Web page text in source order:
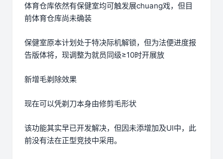
体育仓库依然有保健室均可触发展chuang戏，但目
前体育仓库尚未确装
保健室原本计划处于特决际机解锁，但为法便进度报
告版体将，现调整为就员同级≥10时开展放
新增毛剃除效果
现在可以凭剃刀本身由修剪毛形状
该功能其实早已开发解决，但因未添增加及UI中，此
前没有法在正型竞技中采用。